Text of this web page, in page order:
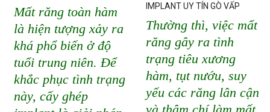
Mất răng toàn hàm
là hiện tượng xảy ra
khá phổ biến ở độ
tuổi trung niên. Để
khắc phục tình trạng
này, cấy ghép
IMPLANT UY TÍN GÒ VẤP
Thường thì, việc mất
răng gây ra tình
trạng tiêu xương
hàm, tụt nướu, suy
yếu các răng lân cận